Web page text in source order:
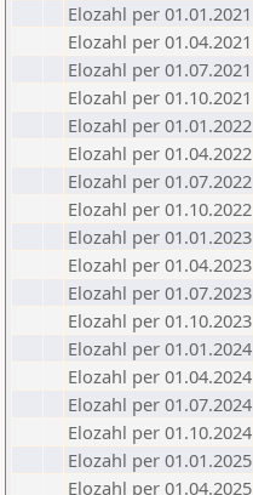
Elozahl per 01.01.2021
Elozahl per 01.04.2021
Elozahl per 01.07.2021
Elozahl per 01.10.2021
Elozahl per 01.01.2022
Elozahl per 01.04.2022
Elozahl per 01.07.2022
Elozahl per 01.10.2022
Elozahl per 01.01.2023
Elozahl per 01.04.2023
Elozahl per 01.07.2023
Elozahl per 01.10.2023
Elozahl per 01.01.2024
Elozahl per 01.04.2024
Elozahl per 01.07.2024
Elozahl per 01.10.2024
Elozahl per 01.01.2025
Elozahl per 01.04.2025